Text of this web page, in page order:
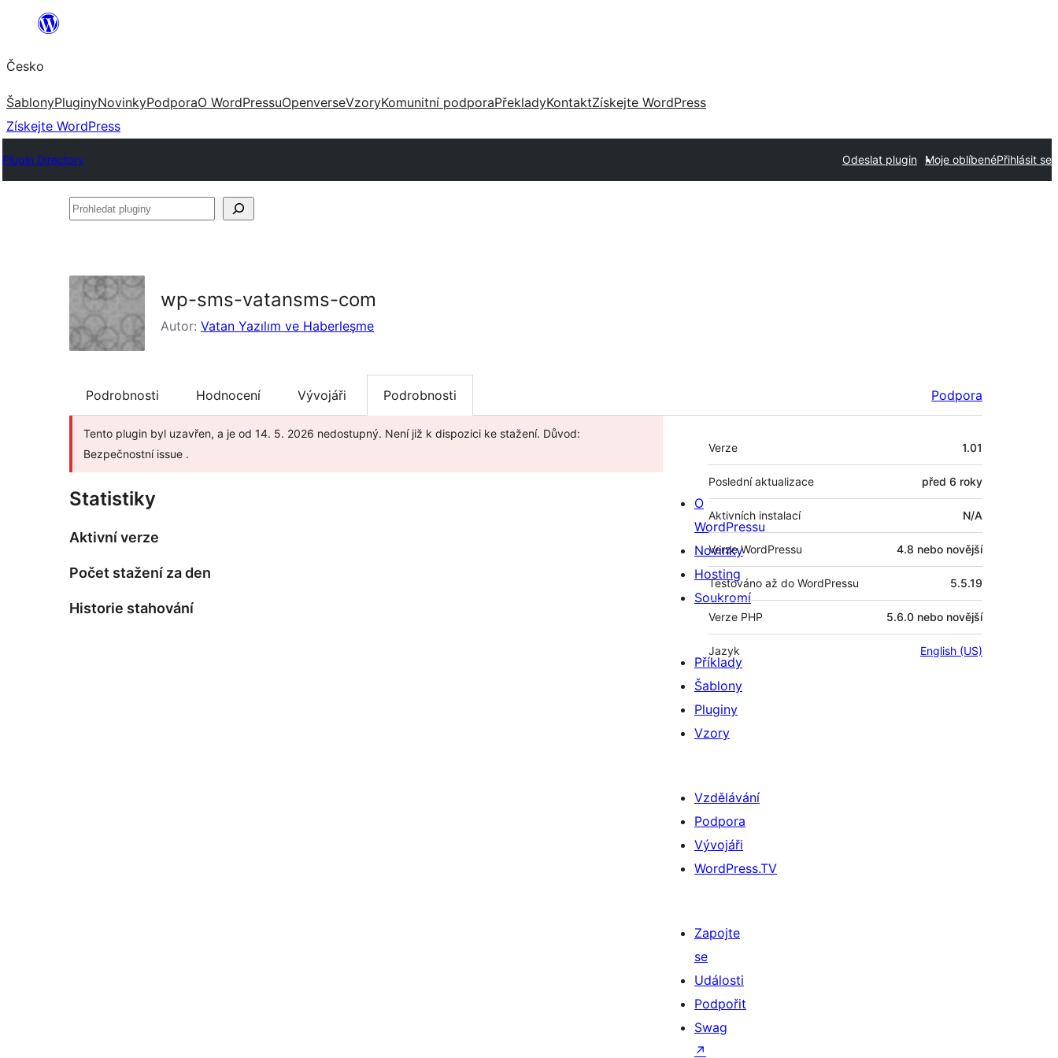
Přeskočit
obsah
Česko
ŠablonyPluginyNovinkyPodporaO WordPressuOpenverseVzoryKomunitní podporaPřekladyKontaktZískejte WordPress
Získejte WordPress
Plugin Directory Odeslat plugin Moje oblíbenéPřihlásit se
Prohledat
wp-sms-vatansms-com
Autor: Vatan Yazılım ve Haberleşme
Podrobnosti Hodnocení Vývojáři Podrobnosti Podpora
Tento plugin byl uzavřen, a je od 14. 5. 2026 nedostupný. Není již k dispozici ke stažení. Důvod:
Bezpečnostní issue .
Statistiky
Aktivní verze
Počet stažení za den
Historie stahování
Meta
Verze 1.01
Poslední aktualizace před 6 roky
Aktivních instalací N/A
Verze WordPressu 4.8 nebo novější
Testováno až do WordPressu 5.5.19
Verze PHP 5.6.0 nebo novější
Jazyk English (US)
O
WordPressu
Novinky
Hosting
Soukromí
Příklady
Šablony
Pluginy
Vzory
Vzdělávání
Podpora
Vývojáři
WordPress.TV
Zapojte
se
Události
Podpořit
Swag
↗